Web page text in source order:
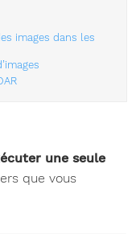
images dans les
une seule
que vous